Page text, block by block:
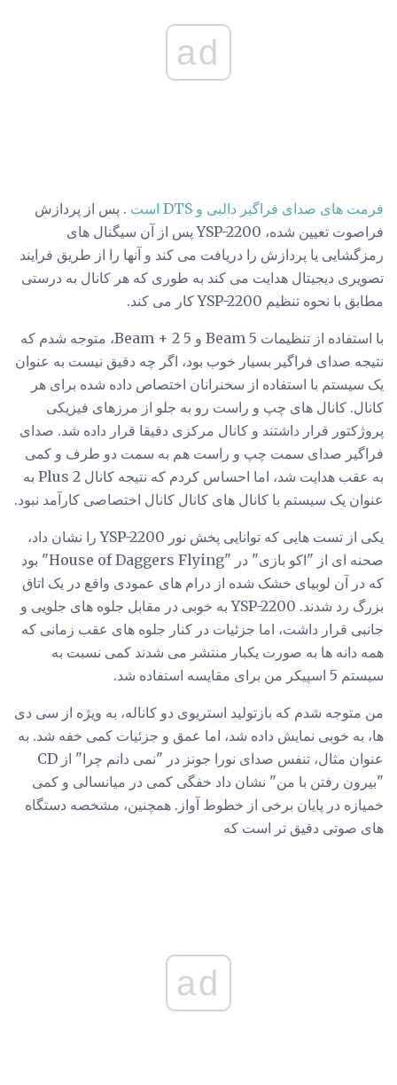
ad
فرمت های صدای فراگیر دالبی و DTS است
. پس از پردازش
فراصوت تعیین شده، YSP-2200 پس از آن سیگنال های
رمزگشایی یا پردازش را دریافت می کند و آنها را از طریق فرایند
تصویری دیجیتال هدایت می کند به طوری که هر کانال به درستی
مطابق با نحوه تنظیم YSP-2200 کار می کند.
با استفاده از تنظیمات 5 Beam و 5 Beam + 2، متوجه شدم که
نتیجه صدای فراگیر بسیار خوب بود، اگر چه دقیق نیست به عنوان
یک سیستم با استفاده از سخنرانان اختصاص داده شده برای هر
کانال. کانال های چپ و راست رو به جلو از مرزهای فیزیکی
پروژکتور قرار داشتند و کانال مرکزی دقیقا قرار داده شد. صدای
فراگیر صدای سمت چپ و راست هم به سمت دو طرف و کمی
به عقب هدایت شد، اما احساس کردم که نتیجه کانال Plus 2 به
عنوان یک سیستم با کانال های کانال کانال اختصاصی کارآمد نبود.
یکی از تست هایی که توانایی پخش نور YSP-2200 را نشان داد،
صحنه ای از "اکو بازی" در "House of Daggers Flying" بود
که در آن لوبیای خشک شده از درام های عمودی واقع در یک اتاق
بزرگ رد شدند. YSP-2200 به خوبی در مقابل جلوه های جلویی و
جانبی قرار داشت، اما جزئیات در کنار جلوه های عقب زمانی که
همه دانه ها به صورت یکبار منتشر می شدند کمی نسبت به
سیستم 5 اسپیکر من برای مقایسه استفاده شد.
من متوجه شدم که بازتولید استریوی دو کاناله، به ویژه از سی دی
ها، به خوبی نمایش داده شد، اما عمق و جزئیات کمی خفه شد. به
عنوان مثال، تنفس صدای نورا جونز در "نمی دانم چرا" از CD
"بیرون رفتن با من" نشان داد خفگی کمی در میانسالی و کمی
خمیازه در پایان برخی از خطوط آواز. همچنین، مشخصه دستگاه
های صوتی دقیق تر است که
ad